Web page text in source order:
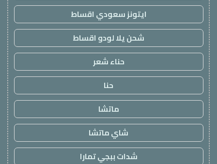
ايتونز سعودي اقساط
شحن يلا لودو اقساط
حناء شعر
حنا
ماتشا
شاي ماتشا
شدات ببجي تمارا